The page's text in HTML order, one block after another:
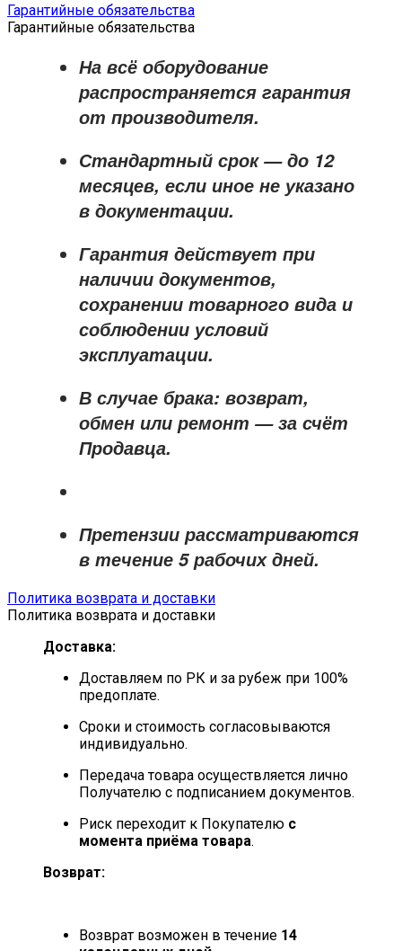
Гарантийные обязательства
Гарантийные обязательства
На всё оборудование
распространяется гарантия
от производителя.
Стандартный срок — до 12
месяцев, если иное не указано
в документации.
Гарантия действует при
наличии документов,
сохранении товарного вида и
соблюдении условий
эксплуатации.
В случае брака: возврат,
обмен или ремонт —за счёт
Продавца.
Претензии рассматриваются
в течение 5 рабочих дней.
Политика возврата и доставки
Политика возврата и доставки
Доставка:
Доставляем по РК и за рубеж при 100%
предоплате.
Сроки и стоимость согласовываются
индивидуально.
Передача товара осуществляется лично
Получателю с подписанием документов.
Риск переходит к Покупателю с
момента приёма товара.
Возврат:
Возврат возможен в течение 14